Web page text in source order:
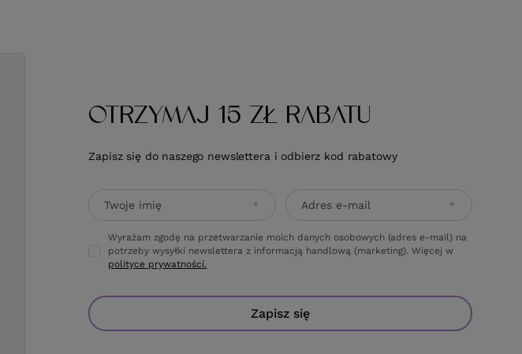
OTRZYMAJ 15 ZŁ RABATU
Zapisz się do naszego newslettera i odbierz kod rabatowy
Twoje imię Adres e-mail
Wyrażam zgodę na przetwarzanie moich danych osobowych (adres e-mail) na
potrzeby wysyłki newslettera z informacją handlową (marketing). Więcej w
polityce prywatności.
Zapisz się